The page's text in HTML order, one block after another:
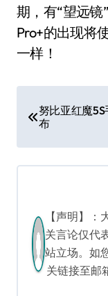
期，有“望远镜
Pro+的出现将
一样！
章
导
努比亚红魔
布
【声明】
关言论仅代
站立场。如
关链接至邮